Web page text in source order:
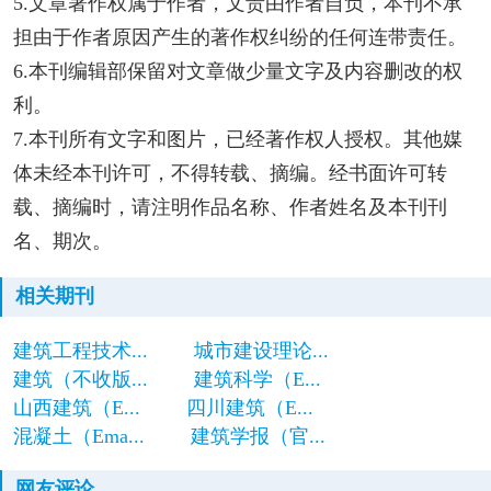
担由于作者原因产生的著作权纠纷的任何连带责任。
6.本刊编辑部保留对文章做少量文字及内容删改的权
利。
7.本刊所有文字和图片，已经著作权人授权。其他媒
体未经本刊许可，不得转载、摘编。经书面许可转
载、摘编时，请注明作品名称、作者姓名及本刊刊
名、期次。
相关期刊
建筑工程技术...
城市建设理论...
建筑（不收版...
建筑科学（E...
山西建筑（E...
四川建筑（E...
混凝土（Ema...
建筑学报（官...